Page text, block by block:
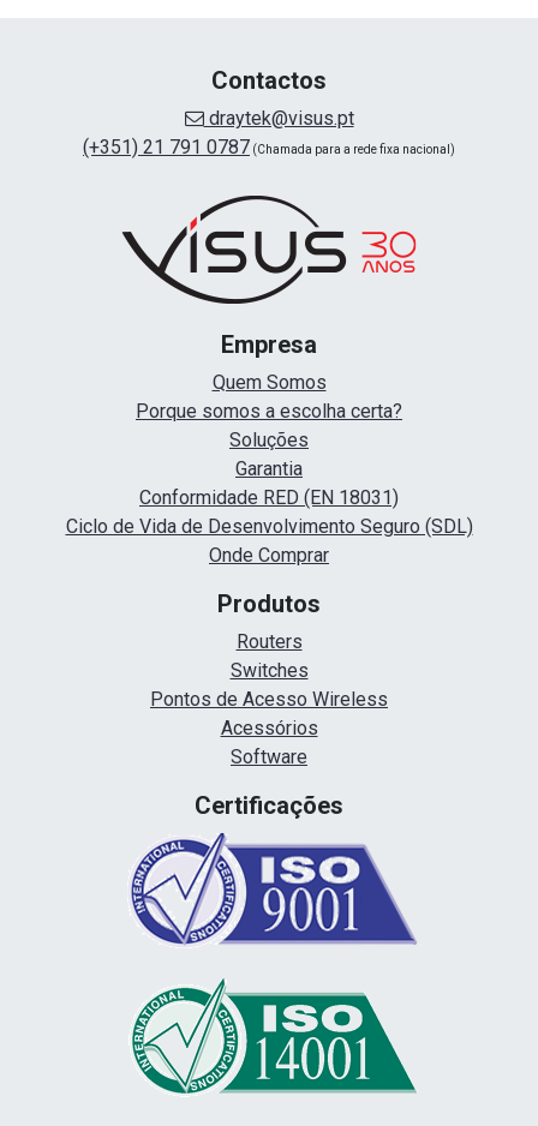
Contactos
draytek@visus.pt
(+351) 21 791 0787 (Chamada para a rede fixa nacional)
Empresa
Quem Somos
Porque somos a escolha certa?
Soluções
Garantia
Conformidade RED (EN 18031)
Ciclo de Vida de Desenvolvimento Seguro (SDL)
Onde Comprar
Produtos
Routers
Switches
Pontos de Acesso Wireless
Acessórios
Software
Certificações